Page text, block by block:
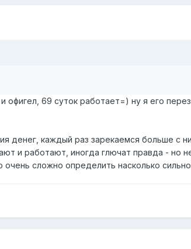
69 суток работает=) ну я его
денег, каждый раз зарекаемся больше с
и работают, иногда глючат правда - но
сложно определить насколько